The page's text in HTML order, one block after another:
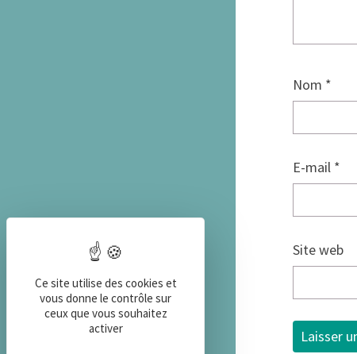
Nom *
E-mail *
Site web
Ce site utilise des cookies et
vous donne le contrôle sur
ceux que vous souhaitez
activer